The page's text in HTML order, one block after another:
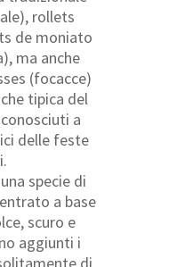
rollets
de moniato
ma anche
(focacce)
tipica del
a
delle feste
specie di
a base
scuro e
aggiunti i
di